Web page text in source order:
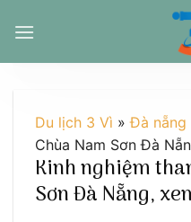
đến
Du lịch 3 Vì »Đà nẵng
Chùa Nam Sơn Đà
Kinh nghiệm
Sơn Đà Nẵng,